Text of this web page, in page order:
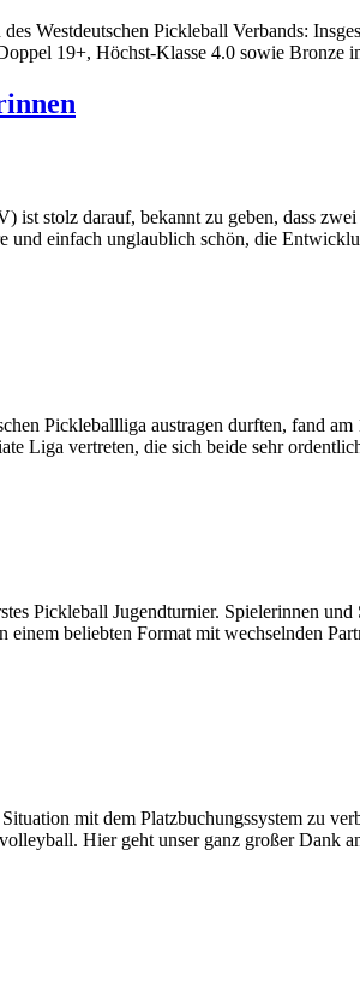
Westdeutschen Pickleball Verbands:
19+, Höchst-Klasse 4.0 sowie
stolz darauf, bekannt zu geben, dass
und einfach unglaublich schön, die
Pickleballliga austragen durften, fand
Liga vertreten, die sich beide sehr
Pickleball Jugendturnier. Spielerinnen
beliebten Format mit wechselnden
mit dem Platzbuchungssystem zu
Hier geht unser ganz großer